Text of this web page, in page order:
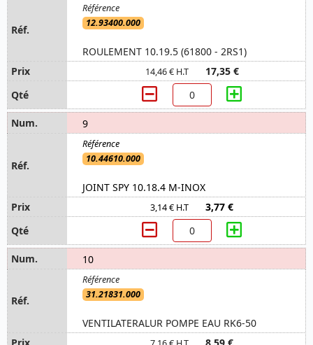
12.93400.000
ROULEMENT 10.19.5 (61800 - 2RS1)
14,46 € H.T 17,35 €
9
10.44610.000
JOINT SPY 10.18.4 M-INOX
3,14 € H.T 3,77 €
10
31.21831.000
VENTILATERALUR POMPE EAU RK6-50